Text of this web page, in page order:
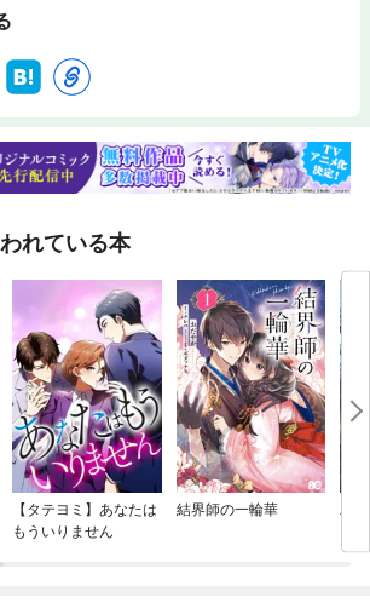
れている本
【タテヨミ】あなたは
もういりません
結界師の一輪華
バ
今